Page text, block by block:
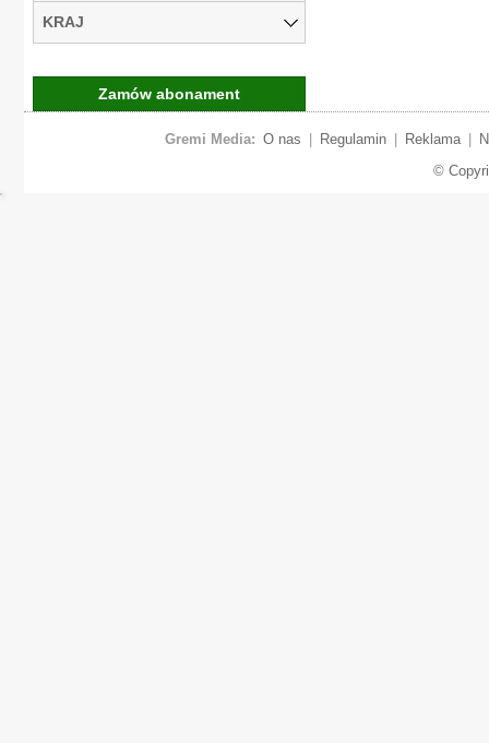
KRAJ
Zamów abonament
Gremi Media: O nas Regulamin Reklama
©